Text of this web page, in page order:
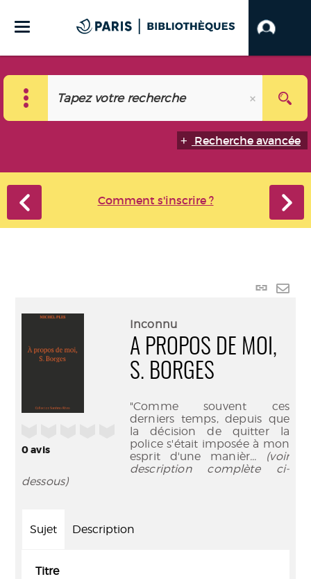
Recherche avancée
Comment s'inscrire ?
Lien
0avis
Inconnu
A PROPOS DE MOI,
S. BORGES
"Comme souvent ces
derniers temps, depuis que
la décision de quitter la
police s'était imposée à mon
esprit d'une manièr... (voir
description complète ci-
dessous)
Sujet Description
Titre